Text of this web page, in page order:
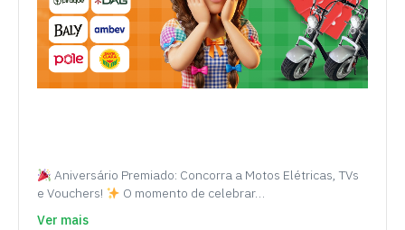
Aniversário Premiado: Concorra a Motos Elétricas, TVs
e Vouchers!
O momento de celebrar…
Ver mais